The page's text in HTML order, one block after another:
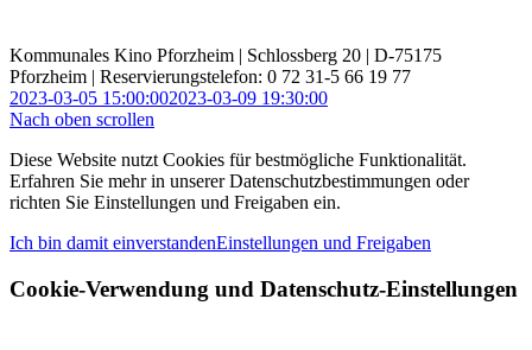
Kommunales Kino Pforzheim | Schlossberg 20 | D-75175
Pforzheim | Reservierungstelefon: 0 72 31-5 66 19 77
2023-03-05 15:00:002023-03-09 19:30:00
Nach oben scrollen
Diese Website nutzt Cookies für bestmögliche Funktionalität.
Erfahren Sie mehr in unserer Datenschutzbestimmungen oder
richten Sie Einstellungen und Freigaben ein.
Ich bin damit einverstandenEinstellungen und Freigaben
Cookie-Verwendung und Datenschutz-Einstellungen